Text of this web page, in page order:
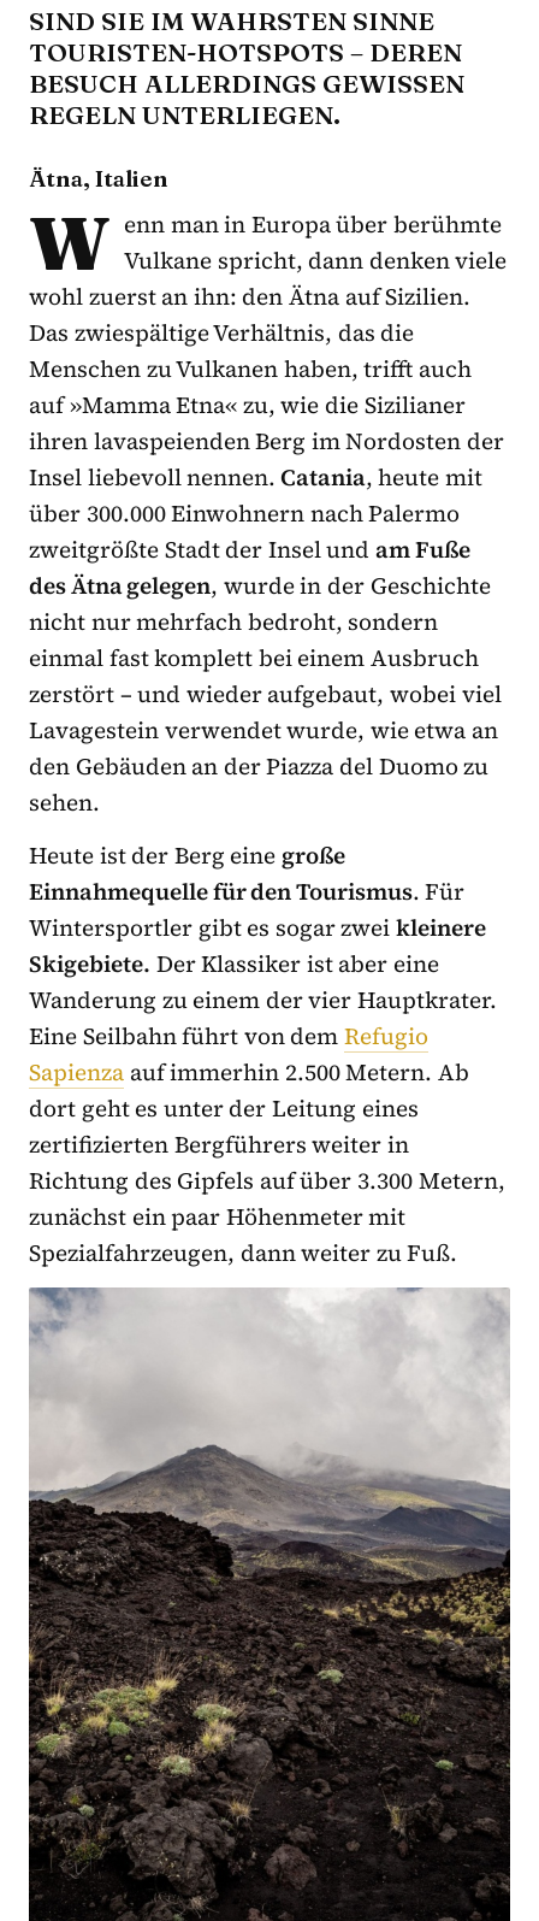
SIND SIE IM WAHRSTEN SINNE
TOURISTEN-HOTSPOTS – DEREN
BESUCH ALLERDINGS GEWISSEN
REGELN UNTERLIEGEN.
Ätna, Italien
W enn man in Europa über berühmte
Vulkane spricht, dann denken viele
wohl zuerst an ihn: den Ätna auf Sizilien.
Das zwiespältige Verhältnis, das die
Menschen zu Vulkanen haben, trifft auch
auf »Mamma Etna« zu, wie die Sizilianer
ihren lavaspeienden Berg im Nordosten der
Insel liebevoll nennen.Catania, heute mit
über 300.000 Einwohnern nach Palermo
zweitgrößte Stadt der Insel undam Fuße
des Ätna gelegen, wurde in der Geschichte
nicht nur mehrfach bedroht, sondern
einmal fast komplett bei einem Ausbruch
zerstört – und wieder aufgebaut, wobei viel
Lavagestein verwendet wurde, wie etwa an
den Gebäuden an der Piazza del Duomo zu
sehen.
Heute ist der Berg eine große
Einnahmequelle für den Tourismus. Für
Wintersportler gibt es sogar zweikleinere
Skigebiete. Der Klassiker ist aber eine
Wanderung zu einem der vier Hauptkrater.
Eine Seilbahn führt von demRefugio
Sapienza auf immerhin 2.500 Metern. Ab
dort geht es unter der Leitung eines
zertifizierten Bergführers weiter in
Richtung des Gipfels auf über 3.300 Metern,
zunächst ein paar Höhenmeter mit
Spezialfahrzeugen, dann weiter zu Fuß.